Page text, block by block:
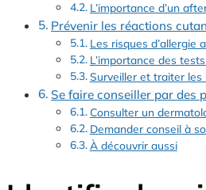
L’importance d’un
Prévenir les réactions
Les risques d’allergie
L’importance des
Surveiller et traiter les
Se faire conseiller par des
Consulter un
Demander conseil à
À découvrir aussi